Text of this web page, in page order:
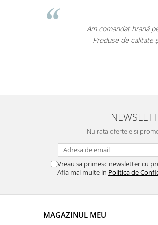
Am comandat hrană pentru
Produse de calitate și
Nu rata ofertele si
Vreau sa primesc newsletter cu
Afla mai multe in Politica de
MAGAZINUL MEU